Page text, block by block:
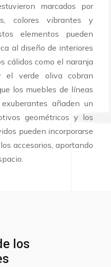
marcados por
colores vibrantes y
elementos pueden
al diseño de interiores
cálidos como el naranja
el verde oliva cobran
los muebles de líneas
añaden un
geométricos y los
pueden incorporarse
accesorios, aportando
los